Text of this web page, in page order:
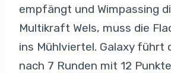
empfängt und Wimpassing
Multikraft Wels, muss die
ins Mühlviertel. Galaxy führt
nach 7 Runden mit 12